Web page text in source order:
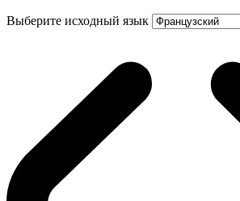
Выберите исходный язык